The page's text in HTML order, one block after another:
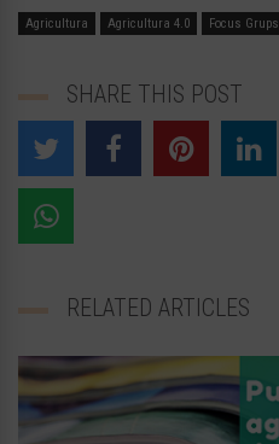
Agricultura Agricultura 4.0 Focus Grups
SHARE THIS POST
RELATED ARTICLES